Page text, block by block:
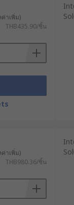
leads and 2-pin
าเพิ่ม)
THB435.90/ชิ้น
าเพิ่ม)
THB980.36/ชิ้น